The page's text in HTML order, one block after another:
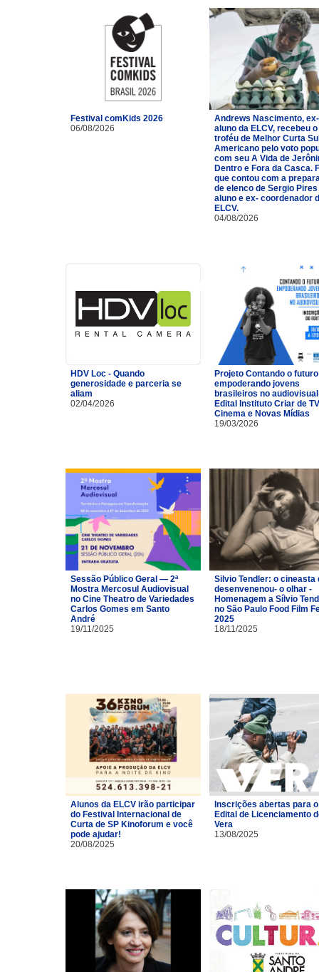
Festival comKids 2026
06/08/2026
Andrews Nascimento, ex-
aluno da ELCV, recebeu o
troféu de Melhor Curta
Americano pelo voto
com seu A Vida de
Dentro e Fora da Casca.
que contou com a
de elenco de Sergio
aluno e ex- coordenador
ELCV.
04/08/2026
HDV Loc - Quando
generosidade e parceria se
aliam
02/04/2026
Projeto Contando o
empoderando jovens
brasileiros no
Edital Instituto Criar de
Cinema e Novas Mídias
19/03/2026
Sessão Público Geral — 2ª
Mostra Mercosul Audiovisual
no Cine Theatro de Variedades
Carlos Gomes em Santo
André
19/11/2025
Silvio Tendler: o cineasta
desenvenenou- o olhar -
Homenagem a Sílvio
no São Paulo Food Film
2025
18/11/2025
Alunos da ELCV irão participar
do Festival Internacional de
Curta de SP Kinoforum e você
pode ajudar!
20/08/2025
Inscrições abertas para o
Edital de Licenciamento
Vera
13/08/2025